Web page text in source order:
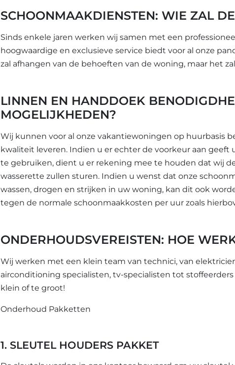
SCHOONMAAKDIENSTEN: WIE ZAL
Sinds enkele jaren werken wij samen met een
hoogwaardige en exclusieve service biedt voor al onze
zal afhangen van de behoeften van de woning, maar het
LINNEN EN HANDDOEK
MOGELIJKHEDEN?
Wij kunnen voor al onze vakantiewoningen op huurbasis
kwaliteit leveren. Indien u er echter de voorkeur aan
te gebruiken, dient u er rekening mee te houden dat wij
wasserette zullen sturen. Indien u wenst dat onze
wassen, drogen en strijken in uw woning, kan dit ook
tegen de normale schoonmaakkosten per uur zoals
ONDERHOUDSVEREISTEN: HOE
Wij werken met een klein team van technici, van
airconditioning specialisten, tv-specialisten tot
klein of te groot!
Onderhoud Pakketten
1. SLEUTEL HOUDERS PAKKET